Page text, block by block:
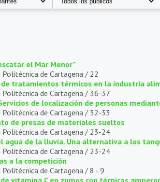
el Mar Menor”
Politécnica de Cartagena / 22
de tratamientos térmicos en la industria
Politécnica de Cartagena / 36-37
de localización de personas
Politécnica de Cartagena / 32-33
de presas de materiales sueltos
Politécnica de Cartagena / 23-24
agua de la lluvia. Una alternativa a los
Politécnica de Cartagena / 23-24
a la competición
Politécnica de Cartagena / 8 - 9